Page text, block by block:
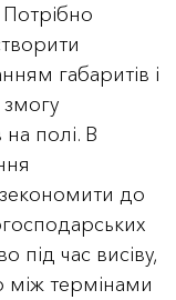
габаритів і
на полі. В
до
під час висіву,
між термінами